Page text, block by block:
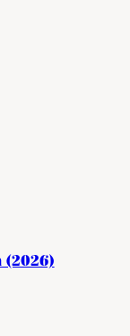
(2026)